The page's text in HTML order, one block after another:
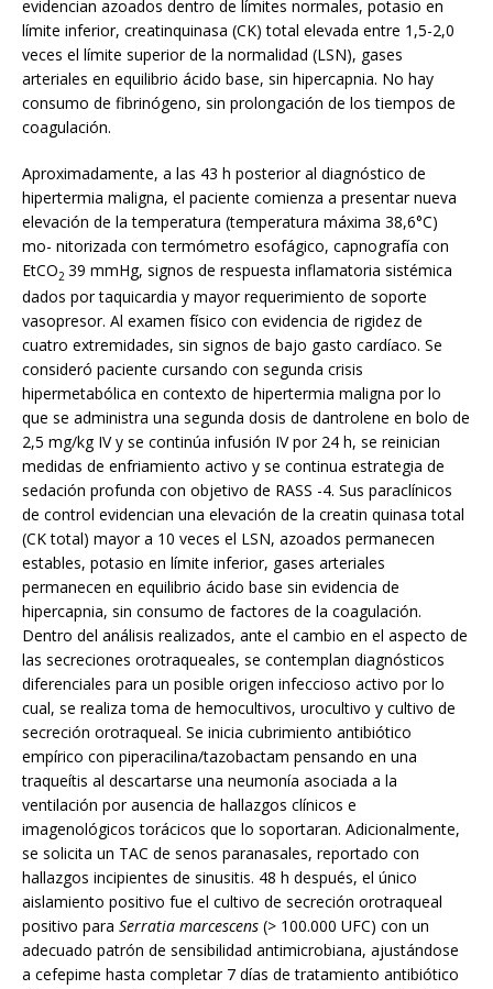
evidencian azoados dentro de límites normales, potasio en
límite inferior, creatinquinasa (CK) total elevada entre 1,5-2,0
veces el límite superior de la normalidad (LSN), gases
arteriales en equilibrio ácido base, sin hipercapnia. No hay
consumo de fibrinógeno, sin prolongación de los tiempos de
coagulación.
Aproximadamente, a las 43 h posterior al diagnóstico de
hipertermia maligna, el paciente comienza a presentar nueva
elevación de la temperatura (temperatura máxima 38,6°C)
mo- nitorizada con termómetro esofágico, capnografía con
EtCO2 39 mmHg, signos de respuesta inflamatoria sistémica
dados por taquicardia y mayor requerimiento de soporte
vasopresor. Al examen físico con evidencia de rigidez de
cuatro extremidades, sin signos de bajo gasto cardíaco. Se
consideró paciente cursando con segunda crisis
hipermetabólica en contexto de hipertermia maligna por lo
que se administra una segunda dosis de dantrolene en bolo de
2,5 mg/kg IV y se continúa infusión IV por 24 h, se reinician
medidas de enfriamiento activo y se continua estrategia de
sedación profunda con objetivo de RASS -4. Sus paraclínicos
de control evidencian una elevación de la creatin quinasa total
(CK total) mayor a 10 veces el LSN, azoados permanecen
estables, potasio en límite inferior, gases arteriales
permanecen en equilibrio ácido base sin evidencia de
hipercapnia, sin consumo de factores de la coagulación.
Dentro del análisis realizados, ante el cambio en el aspecto de
las secreciones orotraqueales, se contemplan diagnósticos
diferenciales para un posible origen infeccioso activo por lo
cual, se realiza toma de hemocultivos, urocultivo y cultivo de
secreción orotraqueal. Se inicia cubrimiento antibiótico
empírico con piperacilina/tazobactam pensando en una
traqueítis al descartarse una neumonía asociada a la
ventilación por ausencia de hallazgos clínicos e
imagenológicos torácicos que lo soportaran. Adicionalmente,
se solicita un TAC de senos paranasales, reportado con
hallazgos incipientes de sinusitis. 48 h después, el único
aislamiento positivo fue el cultivo de secreción orotraqueal
positivo para Serratia marcescens (> 100.000 UFC) con un
adecuado patrón de sensibilidad antimicrobiana, ajustándose
a cefepime hasta completar 7 días de tratamiento antibiótico